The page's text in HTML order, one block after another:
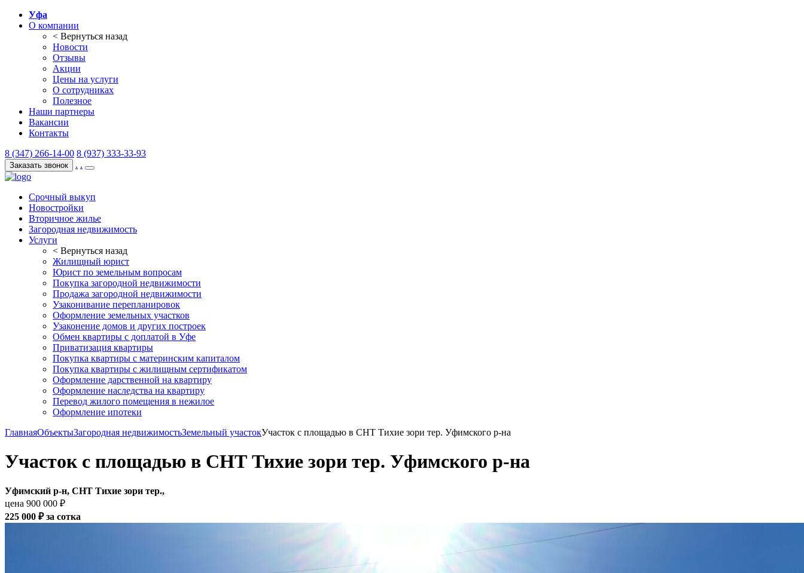
Уфа
О компании
< Вернуться назад
Новости
Отзывы
Акции
Цены на услуги
О сотрудниках
Полезное
Наши партнеры
Вакансии
Контакты
8 (347) 266-14-00 8 (937) 333-33-93
Заказать звонок . .
Срочный выкуп
Новостройки
Вторичное жилье
Загородная недвижимость
Услуги
< Вернуться назад
Жилищный юрист
Юрист по земельным вопросам
Покупка загородной недвижимости
Продажа загородной недвижимости
Узаконивание перепланировок
Оформление земельных участков
Узаконение домов и других построек
Обмен квартиры с доплатой в Уфе
Приватизация квартиры
Покупка квартиры с материнским капиталом
Покупка квартиры с жилищным сертификатом
Оформление дарственной на квартиру
Оформление наследства на квартиру
Перевод жилого помещения в нежилое
Оформление ипотеки
ГлавнаяОбъектыЗагородная недвижимостьЗемельный участокУчасток с площадью в СНТ Тихие зори тер. Уфимского р-на
Участок с площадью в СНТ Тихие зори тер. Уфимского р-на
Уфимский р-н, СНТ Тихие зори тер.,
цена 900 000 ₽
225 000 ₽ за cотка